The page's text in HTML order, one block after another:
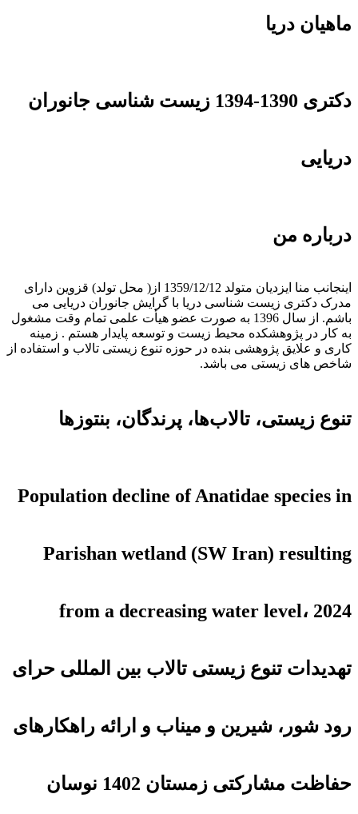
ماهیان دریا
دکتری 1390-1394 زیست شناسی جانوران
دریایی
درباره من
اینجانب منا ایزدیان متولد 1359/12/12 از( محل تولد) قزوین دارای
مدرک دکتری زیست شناسی دریا با گرایش جانوران دریایی می
باشم. از سال 1396 به صورت عضو هیأت علمی تمام وقت مشغول
به کار در پژوهشکده محیط زیست و‌ توسعه پایدار هستم . زمینه
کاری و علایق پژوهشی بنده در حوزه تنوع زیستی تالاب و استفاده از
شاخص های زیستی می باشد.
تنوع زیستی، تالاب‌ها، پرندگان، بنتوزها
Population decline of Anatidae species in
Parishan wetland (SW Iran) resulting
from a decreasing water level، 2024
تهدیدات تنوع زیستی تالاب بین المللی حرای
رود شور، شیرین و میناب و ارائه راهکارهای
حفاظت مشارکتی زمستان 1402 نوسان